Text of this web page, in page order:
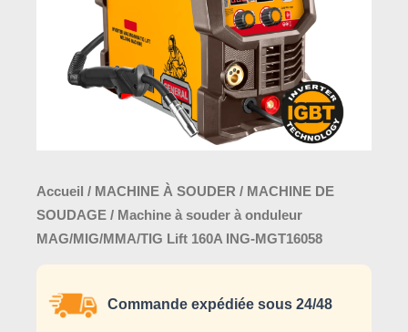
Accueil / MACHINE À SOUDER / MACHINE DE
SOUDAGE / Machine à souder à onduleur
MAG/MIG/MMA/TIG Lift 160A ING-MGT16058
Commande expédiée sous 24/48
MGT16058